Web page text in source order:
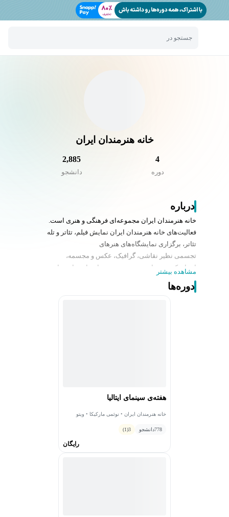
جستجو در
خانه هنرمندان ایران
4
دوره
2,885
دانشجو
درباره
خانه هنرمندان ایران مجموعه‌ای فرهنگی و هنری است.
فعالیت‌های خانه هنرمندان ایران نمایش فیلم، تئاتر و تله
تئاتر، برگزاری نمایشگاه‌های هنرهای
تجسمی نظیر نقاشی، گرافیک، عکس و مجسمه،
اجرای کنسرت‌های موسیقی و سخنرانی اختصاص دارد و نیز
محل دبیرخانه صنف‌های هنری ایران است.
مشاهده بیشتر
دوره‌ها
هفته‌ی سینمای ایتالیا
خانه هنرمندان ایران • نوئمی مارکیکا • ویتو
778دانشجو 3
(1)
رایگان